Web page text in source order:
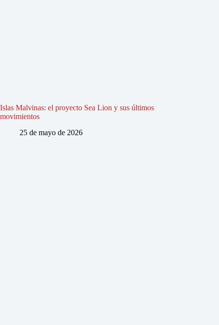
Islas Malvinas: el proyecto Sea Lion y sus últimos
movimientos
25 de mayo de 2026